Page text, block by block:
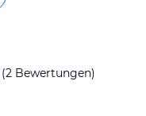
(2 Bewertungen)